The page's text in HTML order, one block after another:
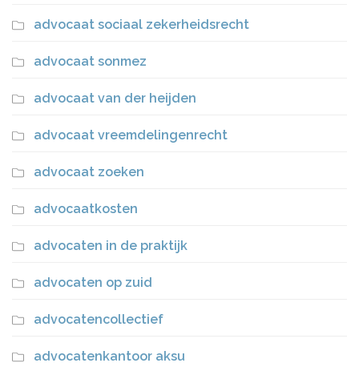
advocaat sociaal zekerheidsrecht
advocaat sonmez
advocaat van der heijden
advocaat vreemdelingenrecht
advocaat zoeken
advocaatkosten
advocaten in de praktijk
advocaten op zuid
advocatencollectief
advocatenkantoor aksu